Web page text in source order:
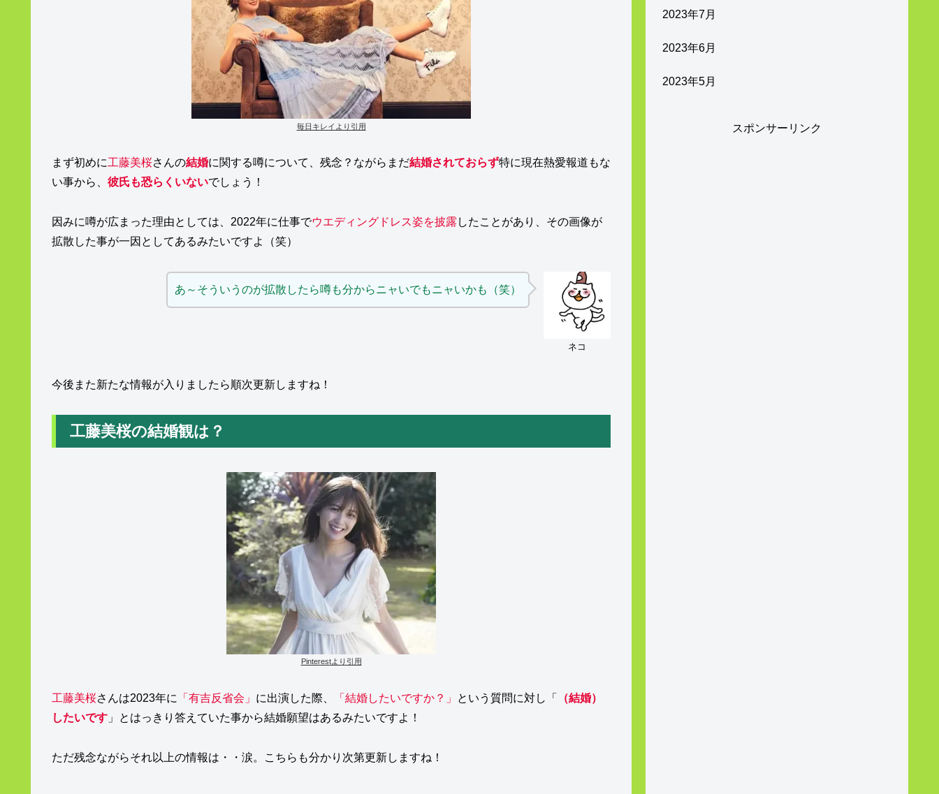
毎日キレイより引用
まず初めに工藤美桜さんの結婚に関する噂について、残念？ながらまだ結婚されておらず特に現在熱愛報道もな
い事から、 彼氏も恐らくいないでしょう！
因みに噂が広まった理由としては、2022年に仕事でウエディングドレス姿を披露 したことがあり、その画像が
拡散した事が一因としてあるみたいですよ（笑）
ネコ
あ～そういうのが拡散したら噂も分からニャいでもニャいかも（笑）
今後また新たな情報が入りましたら順次更新しますね！
工藤美桜の結婚観は？
Pinterestより引用
工藤美桜さんは2023年に 「有吉反省会」 に出演した際、 「結婚したいですか？」 という質問に対し「
（結婚）
したいです 」とはっきり答えていた事から結婚願望はあるみたいですよ！
ただ残念ながらそれ以上の情報は・・涙。こちらも分かり次第更新しますね！
2023年7月
2023年6月
2023年5月
スポンサーリンク